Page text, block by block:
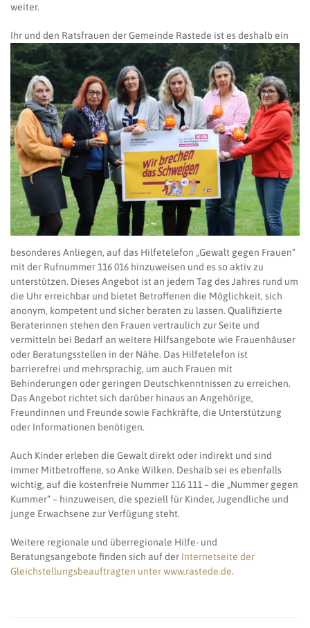
weiter.
Ihr und den Ratsfrauen der Gemeinde Rastede ist es deshalb ein
besonderes Anliegen, auf das Hilfetelefon „Gewalt gegen Frauen“
mit der Rufnummer 116 016 hinzuweisen und es so aktiv zu
unterstützen. Dieses Angebot ist an jedem Tag des Jahres rund um
die Uhr erreichbar und bietet Betroffenen die Möglichkeit, sich
anonym, kompetent und sicher beraten zu lassen. Qualifizierte
Beraterinnen stehen den Frauen vertraulich zur Seite und
vermitteln bei Bedarf an weitere Hilfsangebote wie Frauenhäuser
oder Beratungsstellen in der Nähe. Das Hilfetelefon ist
barrierefrei und mehrsprachig, um auch Frauen mit
Behinderungen oder geringen Deutschkenntnissen zu erreichen.
Das Angebot richtet sich darüber hinaus an Angehörige,
Freundinnen und Freunde sowie Fachkräfte, die Unterstützung
oder Informationen benötigen.
Auch Kinder erleben die Gewalt direkt oder indirekt und sind
immer Mitbetroffene, so Anke Wilken. Deshalb sei es ebenfalls
wichtig, auf die kostenfreie Nummer 116 111 – die „Nummer gegen
Kummer“ – hinzuweisen, die speziell für Kinder, Jugendliche und
junge Erwachsene zur Verfügung steht.
Weitere regionale und überregionale Hilfe- und
Beratungsangebote finden sich auf der Internetseite der
Gleichstellungsbeauftragten unter www.rastede.de.